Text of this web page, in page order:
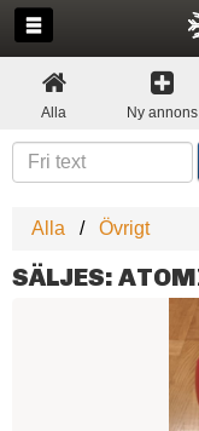
Alla Ny annons
Alla Övrigt
SÄLJES: